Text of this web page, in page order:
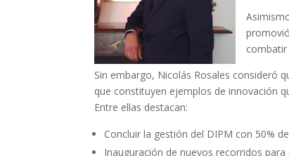
combatir
Sin embargo, Nicolás Rosales consideró
que constituyen ejemplos de innovación
Entre ellas destacan:
Concluir la gestión del DIPM con 50%
Inauguración de nuevos recorridos